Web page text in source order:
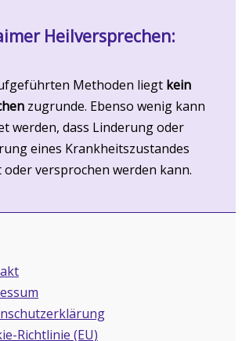
Heilversprechen:
Methoden liegt kein
zugrunde. Ebenso wenig kann
werden, dass Linderung oder
eines Krankheitszustandes
versprochen werden kann.
Richtlinie (EU)